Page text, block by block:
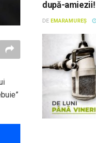
după-amiezii!
DE EMARAMUREȘ